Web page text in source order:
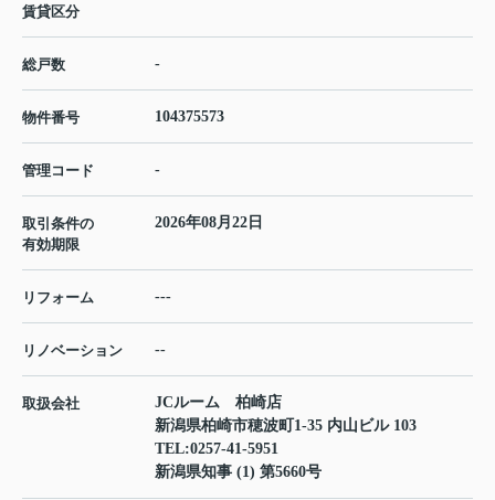
賃貸区分
総戸数 -
物件番号 104375573
管理コード -
取引条件の
有効期限
2026年08月22日
リフォーム ---
リノベーション --
取扱会社
JCルーム 柏崎店
新潟県柏崎市穂波町1-35 内山ビル 103
TEL:0257-41-5951
新潟県知事 (1) 第5660号